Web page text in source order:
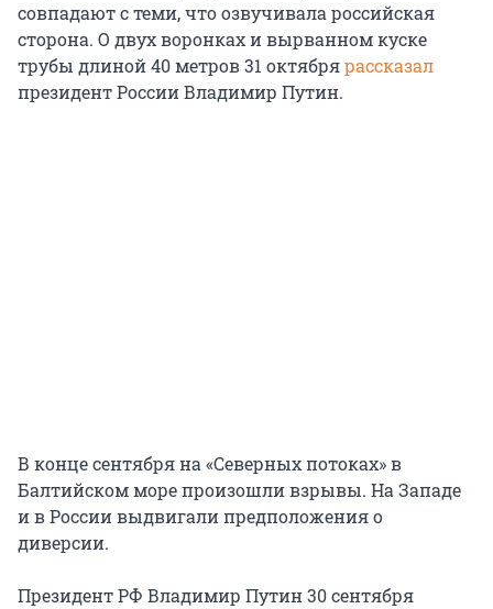
совпадают с теми, что озвучивала российская
сторона. О двух воронках и вырванном куске
трубы длиной 40 метров 31 октябрярассказал
президент России Владимир Путин.
В конце сентября на «Северных потоках» в
Балтийском море произошли взрывы. На Западе
и в России выдвигали предположения о
диверсии.
Президент РФ Владимир Путин 30 сентября